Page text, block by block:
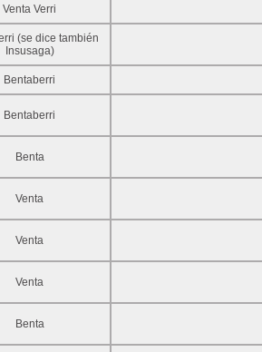
Venta Verri
(se dice también
Insusaga)
Bentaberri
Bentaberri
Benta
Venta
Venta
Venta
Benta